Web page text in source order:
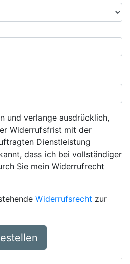
und verlange ausdrücklich,
Widerrufsfrist mit der
Dienstleistung
dass ich bei vollständiger
Sie mein Widerrufrecht
Widerrufsrecht zur